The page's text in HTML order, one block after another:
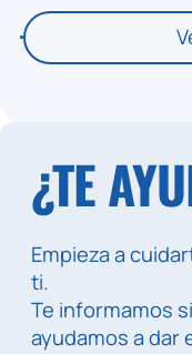
¿TE
Empieza a
ti.
Te informamos
ayudamos a dar